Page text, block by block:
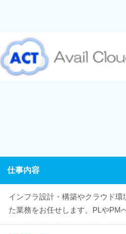
仕事内容
インフラ設計・構築やクラウド
た業務をお任せします。PLやPM